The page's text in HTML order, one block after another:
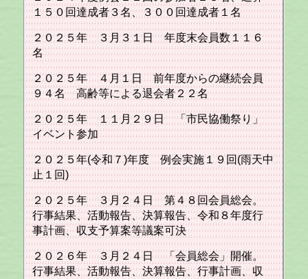
１５０回達成者３名、３００回達成者１名
２０２５年 ３月３１日 年度末会員数１１６
名
２０２５年 ４月１日 前年度からの継続会員
９４名 高齢等による退会者２２名
２０２５年 １１月２９日 「市民協働祭り」
イベント参加
２０２５年(令和７)年度 例会実施１９回(雨天中
止１回)
２０２５年 ３月２４日 第４８回会員総会。
行事結果、活動報告、決算報告、令和８年度行
事計画、収支予算案等議案可決
２０２６年 ３月２４日 「会員総会」開催。
行事結果、活動報告、決算報告、行事計画、収